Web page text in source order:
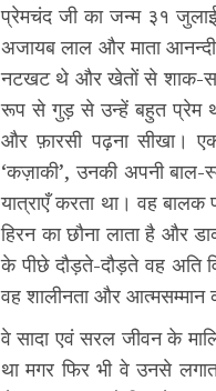
प्रेमचंद जी का जन्म ३१
अजायब लाल और माता
नटखट थे और खेतों से शाक-
रूप से गुड़ से उन्हें बहुत प्रेम
और फ़ारसी पढ़ना सीखा।
‘कज़ाकी’, उनकी अपनी बाल-
यात्राएँ करता था। वह
हिरन का छौना लाता है और
के पीछे दौड़ते-दौड़ते वह अति
वह शालीनता और आत्मसम्मान
वे सादा एवं सरल जीवन के
था मगर फिर भी वे उनसे